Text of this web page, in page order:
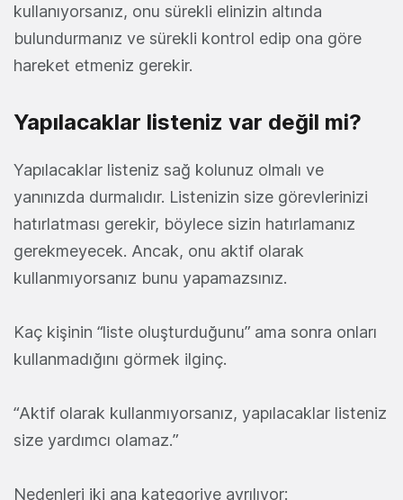
kullanıyorsanız, onu sürekli elinizin altında
bulundurmanız ve sürekli kontrol edip ona göre
hareket etmeniz gerekir.
Yapılacaklar listeniz var değil mi?
Yapılacaklar listeniz sağ kolunuz olmalı ve
yanınızda durmalıdır. Listenizin size görevlerinizi
hatırlatması gerekir, böylece sizin hatırlamanız
gerekmeyecek. Ancak, onu aktif olarak
kullanmıyorsanız bunu yapamazsınız.
Kaç kişinin “liste oluşturduğunu” ama sonra onları
kullanmadığını görmek ilginç.
“Aktif olarak kullanmıyorsanız, yapılacaklar listeniz
size yardımcı olamaz.”
Nedenleri iki ana kategoriye ayrılıyor: